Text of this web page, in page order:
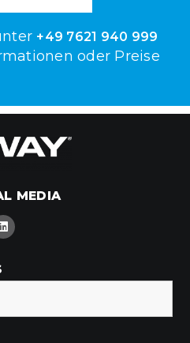
+49 7621 940 999
oder Preise
MEDIA